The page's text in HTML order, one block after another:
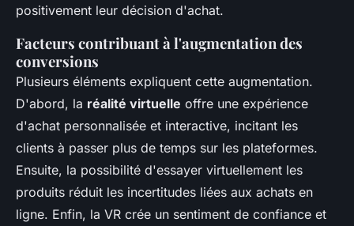
positivement leur décision d'achat.
Facteurs contribuant à l'augmentation des
conversions
Plusieurs éléments expliquent cette augmentation.
D'abord, la réalité virtuelle offre une expérience
d'achat personnalisée et interactive, incitant les
clients à passer plus de temps sur les plateformes.
Ensuite, la possibilité d'essayer virtuellement les
produits réduit les incertitudes liées aux achats en
ligne. Enfin, la VR crée un sentiment de confiance et